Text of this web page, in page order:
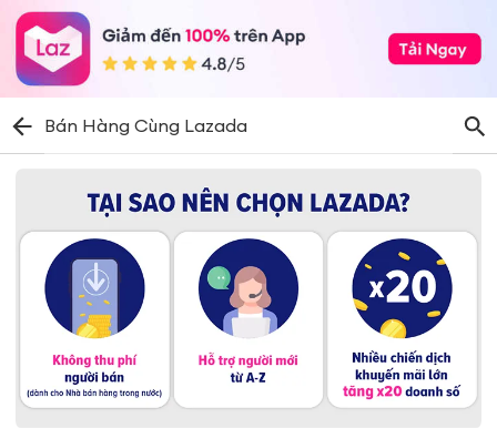
Bán Hàng Cùng Lazada